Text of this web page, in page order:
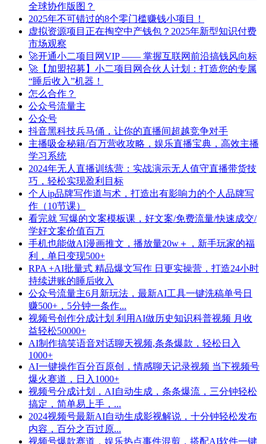
全球协作版图？
2025年不可错过的8个零门槛赚钱小项目！
虚拟资源项目正在掏空中产钱包？2025年新型知识付费
市场观察
🚀开通小二项目网VIP —— 掌握互联网前沿搞钱风向标
🚀【加盟招募】小二项目网合伙人计划：打造您的专属
“睡后收入”机器！
怎么合作？
公众号流量主
公众号
抖音黑科技兵马俑，让你的直播间超越竞争对手
主播吸金秘籍/百万营收攻略，娱乐直播宝典，高效主播
学习系统
2024年无人直播训练营：实战演示无人值守直播带货技
巧，轻松实现盈利目标
个人ip品牌写作道与术，打造出有影响力的个人品牌写
作（10节课）
看完就 写爆的文案模板课，好文案/免费流量/快速成交/
学好文案价值百万
手机也能做AI漫画推文，播放量20w＋，新手玩家的福
利，单日变现500+
RPA +AI批量式 精品爆文写作 日更实操营，打造24小时
持续进账的睡后收入
公众号流量主6月新玩法，最新AI工具一键洗稿单号日
赚500+，5分钟一条作...
视频号创作分成计划 利用AI做历史知识科普视频 月收
益轻松50000+
AI制作搞笑语音对话聊天视频,条条爆款，轻松日入
1000+
AI一键操作百分百原创，情感聊天记录视频 当下视频号
爆火赛道，日入1000+
视频号分成计划，AI自动生成，条条爆流，三分钟轻松
搞定，简单易上手，...
2024视频号最新AI自动生成影视解说，十分钟轻松发布
内容，百分之百过原...
视频号爆款赛道，娱乐热点事件混剪，搭配AI软件一键